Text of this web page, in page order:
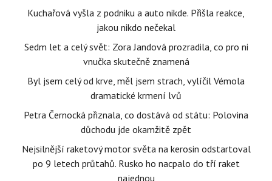
Kuchařová vyšla z podniku a auto nikde. Přišla reakce,
jakou nikdo nečekal
Sedm let a celý svět: Zora Jandová prozradila, co pro ni
vnučka skutečně znamená
Byl jsem celý od krve, měl jsem strach, vylíčil Vémola
dramatické krmení lvů
Petra Černocká přiznala, co dostává od státu: Polovina
důchodu jde okamžitě zpět
Nejsilnější raketový motor světa na kerosin odstartoval
po 9 letech průtahů. Rusko ho nacpalo do tří raket
najednou